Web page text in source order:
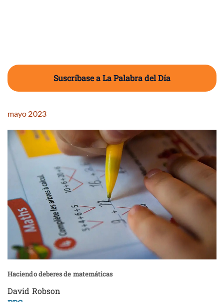
Suscríbase a La Palabra del Día
mayo 2023
Haciendo deberes de matemáticas
David Robson